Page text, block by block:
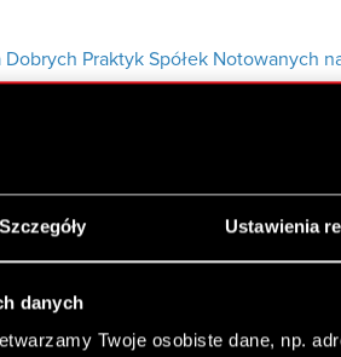
Szczegóły Ustawienia
danych
Twoje osobiste dane, np.
Praktyk Spółek Notowanych
Jakubasa wraz podmiotami